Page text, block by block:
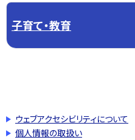
子育て・教育
ウェブアクセシビリティについて
個人情報の取扱い